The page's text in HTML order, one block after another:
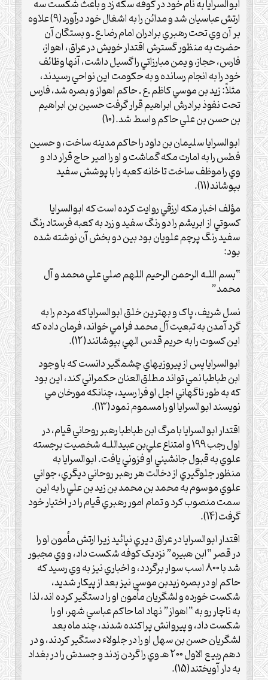
ابوالسرايا به نام خود در کوفه سکّه زد و باعث شکست سه
ارتش عباسيان شد و مدائن را به اشغال خود درآورد(9) علاوه
بر آن وي تحت رهبري برادران امام رضا ـ‌ع‌ ـ و بستگان آن
حضرت به منظور گسترش اقتدار خويش در عراق، اهواز،
فارس، حجاز، و يمن مبارزاتي را گسيل داشت، آنها وظائف
خود را به انجام رسانده و به حکومت اين نواحي رسيدند،
مثلاً: زيد بن موسي کاظم ـ‌ع‌ ـ حاکم اهواز و بصره شد، فارس
تحت نفوذ برادرش ابراهيم قرار گرفت حسين بن ابراهيم
بن حسن بن علي حاکم واسط شد.(10)
ابوالسرايا سليمان بن داود را حاکم مدينه ساخت، و حسين
فطس را به امارت مکه گماشت و او را امير حاج قرار داد و
وي را موظف ساخت تا خانه کعبه را با پوشش سفيد
بپوشاند(11).
مؤلف اخبار مکه ارزقي روايت کرده است که ابوالسرايا
کسوتي از ابريشم را دو رنگ سفيد و زرد به کعبه فرستاد رنگ
سفيد رنگ پرچم علويان بود بين دو بخش آن نوشته شده
بود:
“بسم اللـه الرحمن الرحيم اللهم صلي علي محمد و آل
محمد”
نسل شريف، پاک و بهترين خلق ابوالسرايا که مردم را به
گرد آمدن به تبعيت آل محمد فرا مي خواند، فرمان داده که
اين کسوت را به حريم قدس الهي بپوشانند(12).
ابوالسرايا پس از پيروزيهاي چشمگير دانست که با وجود
ابن طباطبا نمي تواند مطلق‌العنان حکمراني کند، اين بود
که به طور ناگهاني اجل او فرا رسيد، چنانکه مورخان مي
نويسند ابوالسرايا او را مسموم نمود(13).
اقتدار ابوالسرايا با مرگ ابن طباطبا رهبر روحاني قيام، در
اول رجب 199 و امتناع علي‌بن عبيداللـه شخصيت برجسته
علوي به قبول جانشيني او فزوني يافت. ابوالسرايا به
منظور جلوگيري از دخالت هر رهبر روحاني ديگري، جواني
علوي موسوم به محمد بن محمد بن زيد بن علي را به اين
سمت منصوب کرد و تمام امور رهبري قيام را در اختيار خود
گرفت(14).
اقتدار ابوالسرايا در عراق ديري نپائيد زيرا ارتش مأمون او را
در قصر “ابن هبيره” نزديک کوفه شکست داد، و وي مجبور
شد با 800 اسب سوار برگردد، و اخباري نيز به وي رسيد که
حاکم او در بصره زيدبن موسي نيز بعد از پيکار شديد،
شکست خورده و لشگريان مأمون او را دستگير کرده اند، لذا
به ناچار رو به “اهواز” نهاد اما حاکم عباسي شهر، او را
شکست داد، و پيروانش پراکنده شدند، چند ماه بعد
لشگريان حسن بن سهل او را در جلولاء دستگير کردند، و در
دهم ربيع الاول 200 هـ وي را گردن زدند و جسدش را در بغداد
به دار آويختند(15).